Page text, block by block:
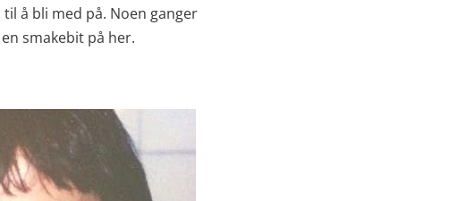
å bli med på. Noen ganger
smakebit på her.